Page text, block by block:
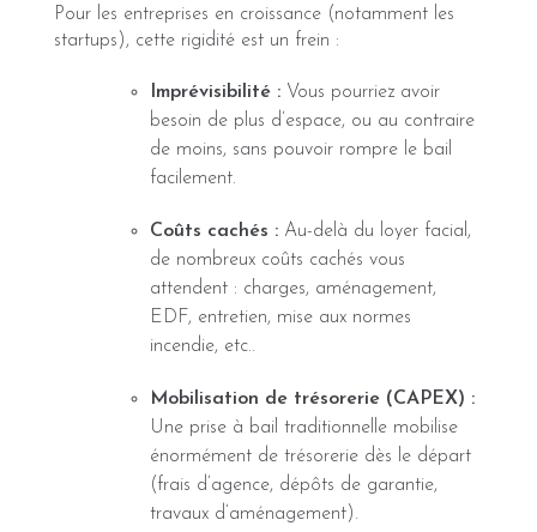
Pour les entreprises en croissance (notamment les
startups), cette rigidité est un frein :
Imprévisibilité : Vous pourriez avoir
besoin de plus d’espace, ou au contraire
de moins, sans pouvoir rompre le bail
facilement.
Coûts cachés : Au-delà du loyer facial,
de nombreux coûts cachés vous
attendent : charges, aménagement,
EDF, entretien, mise aux normes
incendie, etc..
Mobilisation de trésorerie (CAPEX) :
Une prise à bail traditionnelle mobilise
énormément de trésorerie dès le départ
(frais d’agence, dépôts de garantie,
travaux d’aménagement).